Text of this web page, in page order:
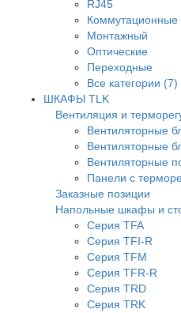
RJ45
Коммутационные
Монтажный
Оптические
Переходные
Все категории (7)
ШКАФЫ TLK
Вентиляция и
Вентиляторные
Вентиляторные
Вентиляторные
Панели с
Заказные позиции
Напольные шкафы и
Серия TFA
Серия TFI-R
Серия TFM
Серия TFR-R
Серия TRD
Серия TRK